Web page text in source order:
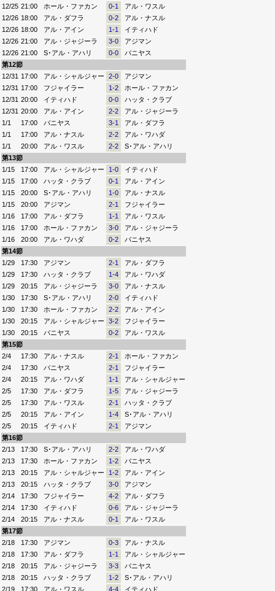
12/25 21:00 ホール・ファカン 0-1
アル・ワスル
12/26 18:00 アル・ダフラ 0-2
アル・ナスル
12/26 18:00 アル・アイン 1-1
イティハド
12/26 21:00 アル・ジャジーラ 3-0
アジマン
12/26 21:00 S･アル・アハリ 0-0
バニヤス
第12節
12/31 17:00 アル・シャルジャー 2-0
アジマン
12/31 17:00 フジャイラー 1-2
ホール・ファカン
12/31 20:00 イティハド 0-0
ハッタ・クラブ
12/31 20:00 アル・アイン 2-2
アル・ジャジーラ
1/1
17:00 バニヤス 3-1
アル・ダフラ
1/1
17:00 アル・ナスル 2-2
アル・ワハダ
1/1
20:00 アル・ワスル 2-2
S･アル・アハリ
第13節
1/15
17:00 アル・シャルジャー 1-0
イティハド
1/15
17:00 ハッタ・クラブ 0-1
アル・アイン
1/15
20:00 S･アル・アハリ 1-0
アル・ナスル
1/15
20:00 アジマン 2-1
フジャイラー
1/16
17:00 アル・ダフラ 1-1
アル・ワスル
1/16
17:00 ホール・ファカン 3-0
アル・ジャジーラ
1/16
20:00 アル・ワハダ 0-2
バニヤス
第14節
1/29
17:30 アジマン 2-1
アル・ダフラ
1/29
17:30 ハッタ・クラブ 1-4
アル・ワハダ
1/29
20:15 アル・ジャジーラ 3-0
アル・ナスル
1/30
17:30 S･アル・アハリ 2-0
イティハド
1/30
17:30 ホール・ファカン 2-2
アル・アイン
1/30
20:15 アル・シャルジャー 3-2
フジャイラー
1/30
20:15 バニヤス 0-2
アル・ワスル
第15節
2/4
17:30 アル・ナスル 2-1
ホール・ファカン
2/4
17:30 バニヤス 2-1
フジャイラー
2/4
20:15 アル・ワハダ 1-1
アル・シャルジャー
2/5
17:30 アル・ダフラ 1-5
アル・ジャジーラ
2/5
17:30 アル・ワスル 2-1
ハッタ・クラブ
2/5
20:15 アル・アイン 1-4
S･アル・アハリ
2/5
20:15 イティハド 2-1
アジマン
第16節
2/13
17:30 S･アル・アハリ 2-2
アル・ワハダ
2/13
17:30 ホール・ファカン 1-2
バニヤス
2/13
20:15 アル・シャルジャー 1-2
アル・アイン
2/13
20:15 ハッタ・クラブ 3-0
アジマン
2/14
17:30 フジャイラー 4-2
アル・ダフラ
2/14
17:30 イティハド 0-6
アル・ジャジーラ
2/14
20:15 アル・ナスル 0-1
アル・ワスル
第17節
2/18
17:30 アジマン 0-3
アル・ナスル
2/18
17:30 アル・ダフラ 1-1
アル・シャルジャー
2/18
20:15 アル・ジャジーラ 3-3
バニヤス
2/18
20:15 ハッタ・クラブ 1-2
S･アル・アハリ
2/19
17:30 アル・ワスル 4-4
イティハド